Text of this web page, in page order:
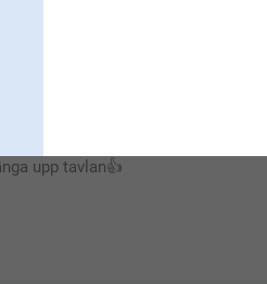
upp tavlan👍